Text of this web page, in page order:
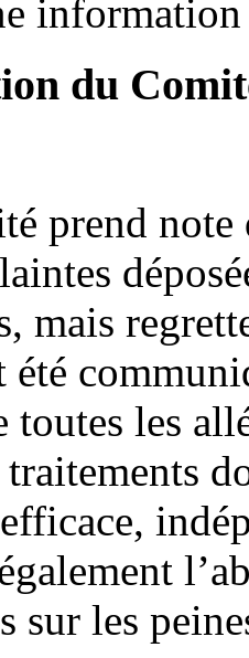
information
du
prend note
mais
toutes les
sur les